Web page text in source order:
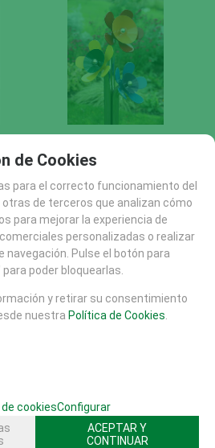
Ramillete menor
Forget Me Not (C-
mayor)
de Cookies
para el correcto funcionamiento del
de terceros que analizan cómo
para mejorar la experiencia de
personalizadas o realizar
navegación. Pulse el botón para
poder bloquearlas.
y retirar su consentimiento
nuestra Política de Cookies
cookiesConfigurar
ACEPTAR Y
CONTINUAR